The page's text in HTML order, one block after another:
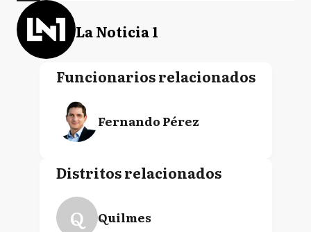
La Noticia 1
Funcionarios relacionados
Fernando Pérez
Distritos relacionados
Q Quilmes